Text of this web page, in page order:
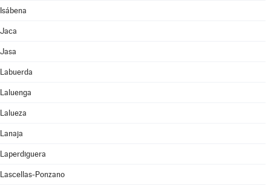
Isábena
Jaca
Jasa
Labuerda
Laluenga
Lalueza
Lanaja
Laperdiguera
Lascellas-Ponzano